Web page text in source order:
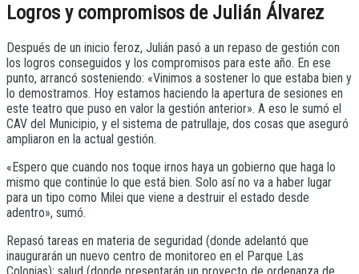
Logros y compromisos de Julián Álvarez
Después de un inicio feroz, Julián pasó a un repaso de gestión con
los logros conseguidos y los compromisos para este año. En ese
punto, arrancó sosteniendo: «Vinimos a sostener lo que estaba bien y
lo demostramos. Hoy estamos haciendo la apertura de sesiones en
este teatro que puso en valor la gestión anterior». A eso le sumó el
CAV del Municipio, y el sistema de patrullaje, dos cosas que aseguró
ampliaron en la actual gestión.
«Espero que cuando nos toque irnos haya un gobierno que haga lo
mismo que continúe lo que está bien. Solo así no va a haber lugar
para un tipo como Milei que viene a destruir el estado desde
adentro», sumó.
Repasó tareas en materia de seguridad (donde adelantó que
inaugurarán un nuevo centro de monitoreo en el Parque Las
Colonias); salud (donde presentarán un proyecto de ordenanza de